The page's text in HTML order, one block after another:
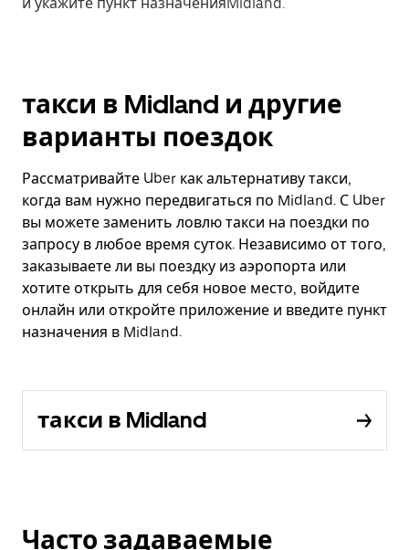
такси в Midland и другие
варианты поездок
Рассматривайте Uber как альтернативу такси,
когда вам нужно передвигаться по Midland. С Uber
вы можете заменить ловлю такси на поездки по
запросу в любое время суток. Независимо от того,
заказываете ли вы поездку из аэропорта или
хотите открыть для себя новое место, войдите
онлайн или откройте приложение и введите пункт
назначения в Midland.
такси в Midland
Часто задаваемые